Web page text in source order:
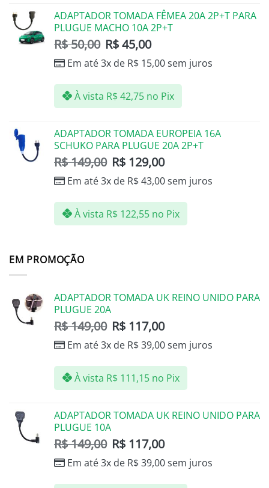
ADAPTADOR TOMADA FÊMEA 20A 2P+T PARA
PLUGUE MACHO 10A 2P+T
R$50,00 R$45,00
Em até 3x de R$ 15,00sem juros
À vista R$42,75 no Pix
ADAPTADOR TOMADA EUROPEIA 16A
SCHUKO PARA PLUGUE 20A 2P+T
R$149,00 R$ 129,00
Em até 3x de R$43,00sem juros
À vista R$122,55 no Pix
EM PROMOÇÃO
ADAPTADOR TOMADA UK REINO UNIDO PARA
PLUGUE 20A
R$149,00 R$ 117,00
Em até 3x de R$39,00sem juros
À vista R$111,15 no Pix
ADAPTADOR TOMADA UK REINO UNIDO PARA
PLUGUE 10A
R$149,00 R$ 117,00
Em até 3x de R$39,00sem juros